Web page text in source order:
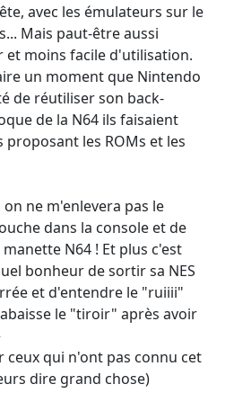
avec les émulateurs sur le
Mais paut-être aussi
et moins facile d'utilisation.
un moment que Nintendo
de réutiliser son back-
de la N64 ils faisaient
proposant les ROMs et les
ne m'enlevera pas le
dans la console et de
N64 ! Et plus c'est
bonheur de sortir sa NES
et d'entendre le "ruiiii"
le "tiroir" après avoir
ceux qui n'ont pas connu cet
dire grand chose)